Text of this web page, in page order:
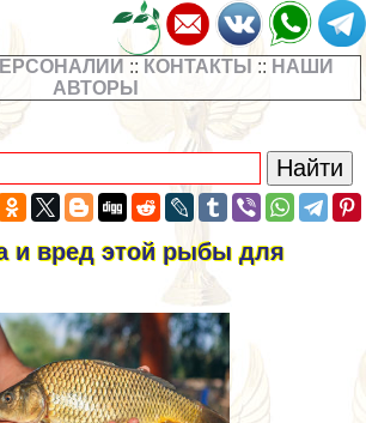
:: КОНТАКТЫ :: НАШИ
АВТОРЫ
и вред этой рыбы для